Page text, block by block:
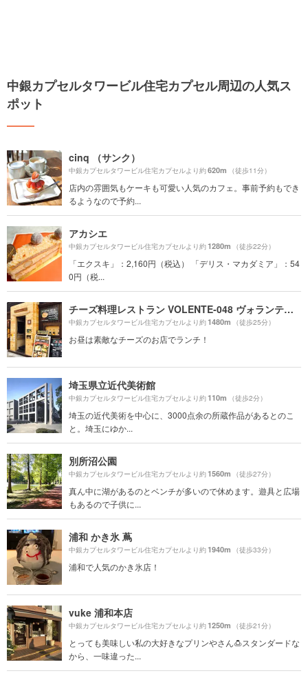
中銀カプセルタワービル住宅カプセル周辺の人気ス
ポット
cinq （サンク）
中銀カプセルタワービル住宅カプセルより約620m （徒歩11分）
店内の雰囲気もケーキも可愛い人気のカフェ。事前予約もでき
るようなので予約...
アカシエ
中銀カプセルタワービル住宅カプセルより約1280m （徒歩22分）
「エクスキ」：2,160円（税込） 「デリス・マカダミア」：54
0円（税...
チーズ料理レストラン VOLENTE‐048 ヴォランティゼロヨンハチ
中銀カプセルタワービル住宅カプセルより約1480m （徒歩25分）
お昼は素敵なチーズのお店でランチ！
埼玉県立近代美術館
中銀カプセルタワービル住宅カプセルより約110m （徒歩2分）
埼玉の近代美術を中心に、3000点余の所蔵作品があるとのこ
と。埼玉にゆか...
別所沼公園
中銀カプセルタワービル住宅カプセルより約1560m （徒歩27分）
真ん中に湖があるのとベンチが多いので休めます。遊具と広場
もあるので子供に...
浦和 かき氷 蔦
中銀カプセルタワービル住宅カプセルより約1940m （徒歩33分）
浦和で人気のかき氷店！
vuke 浦和本店
中銀カプセルタワービル住宅カプセルより約1250m （徒歩21分）
とっても美味しい私の大好きなプリンやさん🍮スタンダードな
から、一味違った...